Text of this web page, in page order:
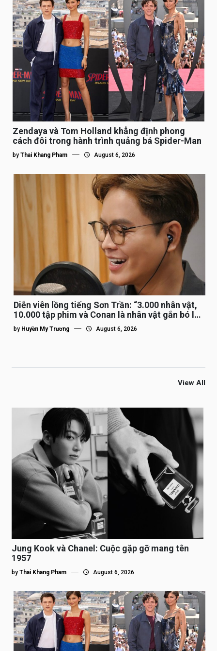
Zendaya và Tom Holland khẳng định phong
cách đôi trong hành trình quảng bá Spider-Man
by Thai Khang Pham August 6, 2026
Diễn viên lồng tiếng Sơn Trần: “3.000 nhân vật,
10.000 tập phim và Conan là nhân vật gắn bó lâu
nhất”
by Huyền My Trương August 6, 2026
View All
Jung Kook và Chanel: Cuộc gặp gỡ mang tên
1957
by Thai Khang Pham August 6, 2026